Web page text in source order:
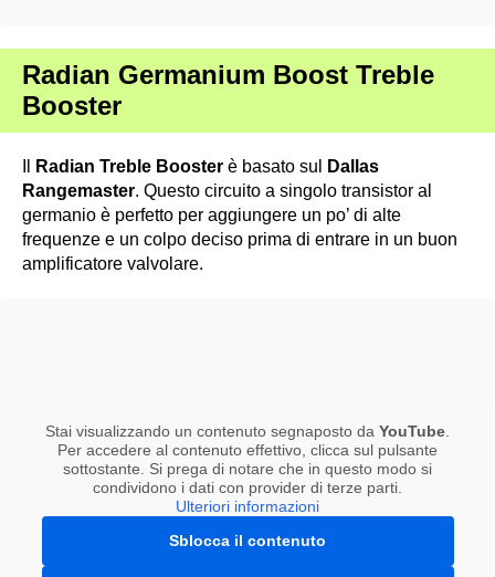
Radian Germanium Boost Treble
Booster
Radian Treble Booster è basato sul
Dallas
Rangemaster. Questo circuito a singolo transistor al
germanio è perfetto per aggiungere un po’ di alte
frequenze e un colpo deciso prima di entrare in un buon
amplificatore valvolare.
Stai visualizzando un contenuto segnaposto da YouTube
Per accedere al contenuto effettivo, clicca sul pulsante
sottostante. Si prega di notare che in questo modo si
condividono i dati con provider di terze parti.
Ulteriori informazioni
Sblocca il contenuto